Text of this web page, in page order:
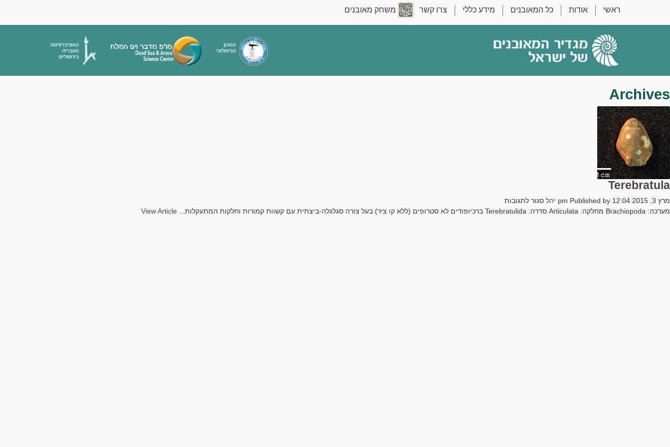
ראשי אודות כל המאובנים מידע כללי צרו קשר משחק מאובנים
Archives
Terebratula
מרץ 3, 2015 12:04 pm Published by יהל סגור לתגובותעל
Terebratula
מערכה: Brachiopoda מחלקה: Articulata סדרה: Terebratulida ברכיופודים לא סטרופים (ללא קו ציר) בעל צורה סגלגלה-ביצתית עם קשוות קמורות וחלקות המתעקלות... View Article